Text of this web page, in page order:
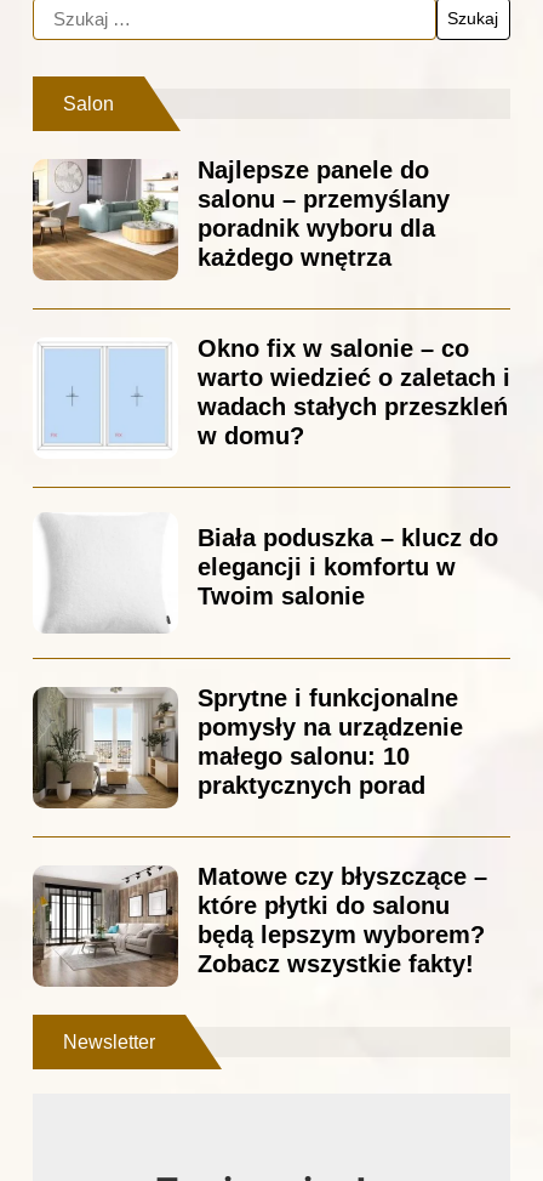
Salon
Najlepsze panele do
salonu – przemyślany
poradnik wyboru dla
każdego wnętrza
Okno fix w salonie – co
warto wiedzieć o zaletach i
wadach stałych przeszkleń
w domu?
Biała poduszka – klucz do
elegancji i komfortu w
Twoim salonie
Sprytne i funkcjonalne
pomysły na urządzenie
małego salonu: 10
praktycznych porad
Matowe czy błyszczące –
które płytki do salonu
będą lepszym wyborem?
Zobacz wszystkie fakty!
Newsletter